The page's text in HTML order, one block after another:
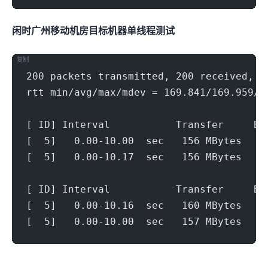
闲时广州移动机房(500Mbps)目标机器 IPERF3单线程测试
200 packets transmitted, 200 received,
rtt min/avg/max/mdev = 169.841/169.959/
[ ID] Interval           Transfer
[  5]   0.00-10.00  sec   156 MBytes
[  5]   0.00-10.17  sec   156 MBytes
[ ID] Interval           Transfer
[  5]   0.00-10.16  sec   160 MBytes
[  5]   0.00-10.00  sec   157 MBytes
复制